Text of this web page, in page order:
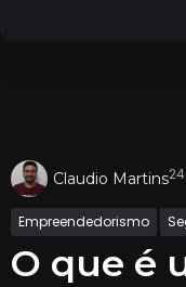
Claudio Martins
Empreendedorismo
O que é